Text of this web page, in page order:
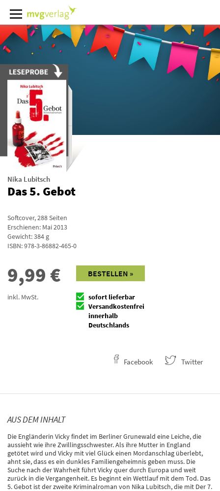
Nika Lubitsch
Das 5. Gebot
Softcover,288Seiten
Erschienen: Mai 2013
Gewicht: 384 g
ISBN:978-3-86882-465-0
9,99 €
inkl. MwSt.
BESTELLEN »
sofort lieferbar
Versandkostenfrei
innerhalb
Deutschlands
Facebook Twitter
AUS DEM INHALT
Die Engländerin Vicky findet im Berliner Grunewald eine Leiche, die
aussieht wie ihre Zwillingsschwester. Als ihre Mutter in England
getötet wird und Vicky mit viel Glück einen Mordanschlag überlebt,
ahnt sie, dass es ein dunkles Familiengeheimnis geben muss. Die
Suche nach der Wahrheit führt Vicky quer durch Europa und weit
zurück in die Vergangenheit. Es beginnt ein Wettlauf mit dem Tod. Das
5. Gebot ist der zweite Kriminalroman von Nika Lubitsch, die mit Der 7.